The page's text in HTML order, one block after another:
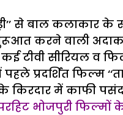
से बाल कलाकार
करने वाली
कई टीवी सीरियल व
प्रदर्शित फिल्म
किरदार में काफी
भोजपुरी फिल्मों